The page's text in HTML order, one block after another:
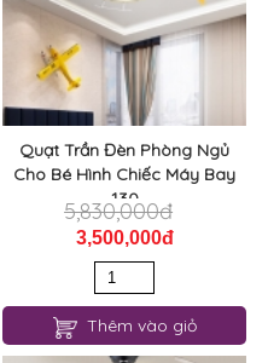
Quạt Trần Đèn Phòng Ngủ
Cho Bé Hình Chiếc Máy Bay
130
5,830,000đ
3,500,000đ
Thêm vào giỏ